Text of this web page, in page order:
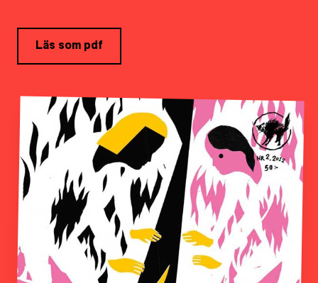
Läs som pdf